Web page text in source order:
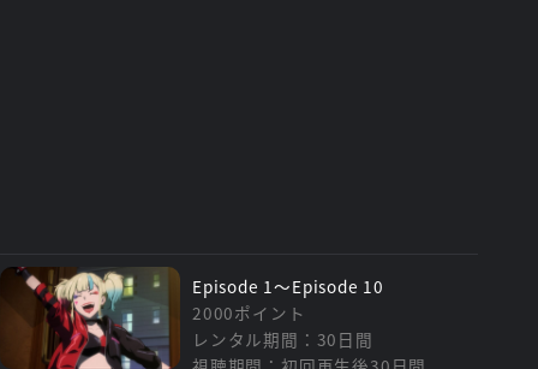
Episode 1～Episode 10
2000ポイント
レンタル期間：30日間